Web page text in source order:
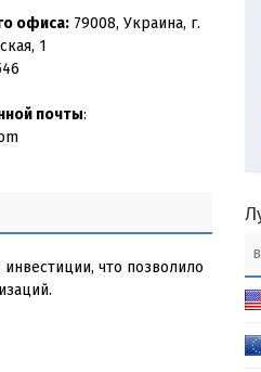
офиса: 79008, Украина, г.
1
почты:
что позволило